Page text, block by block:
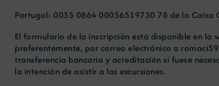
Portugal: 0035 0864 00056519730 78 de la Caixa
El formulario de la inscripción está disponible en
preferentemente, por correo electrónico a
transferencia bancaria y acreditación si fuese
la intención de asistir a las excursiones.